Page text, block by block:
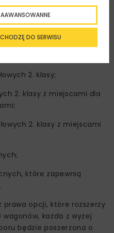
1. klasy z wydzieloną
2. klasy;
2. klasy z miejscami dla
2. klasy z miejscami
które zapewnią
prawa opcji, które rozszerzy
każda z wyżej
będzie poszerzona o
DO SERWISU